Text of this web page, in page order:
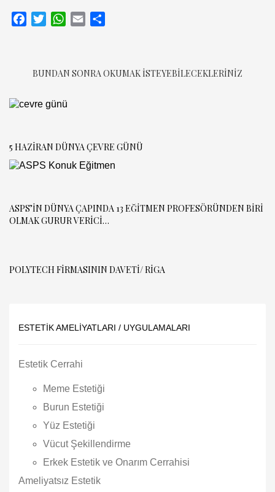
Facebook
TwitterWhatsApp
Email
BUNDAN SONRA OKUMAK ISTEYEBILECEKLERINIZ
5 HAZIRAN DÜNYA ÇEVRE GÜNÜ
ASPS’IN DÜNYA ÇAPINDA 13 EĞITMEN PROFESÖRÜNDEN BIRI
OLMAK GURUR VERICI…
POLYTECH FİRMASININ DAVETİ/ RİGA
ESTETIK AMELIYATLARI / UYGULAMALARI
Estetik Cerrahi
Meme Estetiği
Burun Estetiği
Yüz Estetiği
Vücut Şekillendirme
Erkek Estetik ve Onarım Cerrahisi
Ameliyatsız Estetik